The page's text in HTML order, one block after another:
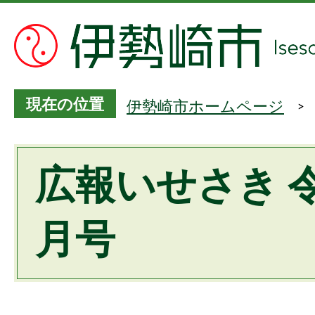
現在の位置 伊勢崎市ホームページ
広報いせさき
月号